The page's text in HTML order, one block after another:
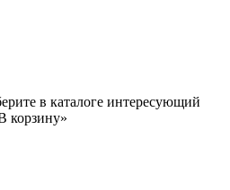
в каталоге интересующий
корзину»